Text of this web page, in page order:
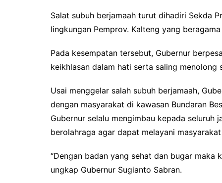
Salat subuh berjamaah turut dihadiri Sekda
lingkungan Pemprov. Kalteng yang
Pada kesempatan tersebut, Gubernur
keikhlasan dalam hati serta saling menolong
Usai menggelar salah subuh berjamaah,
dengan masyarakat di kawasan Bundaran
Gubernur selalu mengimbau kepada seluruh
berolahraga agar dapat melayani
“Dengan badan yang sehat dan bugar maka
ungkap Gubernur Sugianto Sabran.